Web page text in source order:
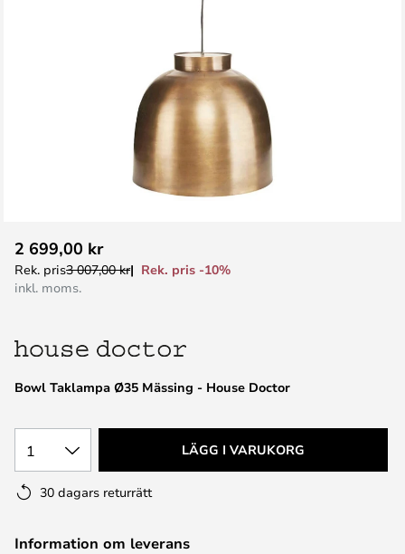
till
början
Bowl Taklampa Ø35 Mässing - House Doctor
2 699,00 kr
Rek. pris3 007,00 kr
Rek. pris -10%
inkl. moms.
1 LÄGG I VARUKORG
30 dagars returrätt
Information om leverans